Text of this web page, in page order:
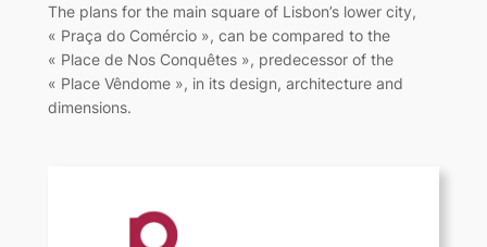
The plans for the main square of Lisbon’s lower city,
« Praça do Comércio », can be compared to the
« Place de Nos Conquêtes », predecessor of the
« Place Vêndome », in its design, architecture and
dimensions.